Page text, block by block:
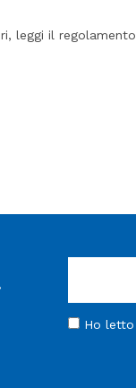
leggi il
Ho